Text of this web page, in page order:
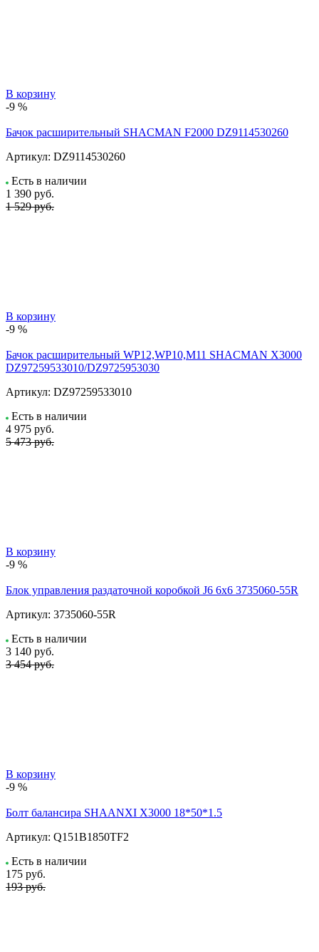
В корзину
-9 %
Бачок расширительный SHACMAN F2000 DZ9114530260
Артикул: DZ9114530260
Есть в наличии
1 390 руб.
1 529 руб.
В корзину
-9 %
Бачок расширительный WP12,WP10,M11 SHACMAN X3000
DZ97259533010/DZ9725953030
Артикул: DZ97259533010
Есть в наличии
4 975 руб.
5 473 руб.
В корзину
-9 %
Блок управления раздаточной коробкой J6 6x6 3735060-55R
Артикул: 3735060-55R
Есть в наличии
3 140 руб.
3 454 руб.
В корзину
-9 %
Болт балансира SHAANXI Х3000 18*50*1.5
Артикул: Q151B1850TF2
Есть в наличии
175 руб.
193 руб.